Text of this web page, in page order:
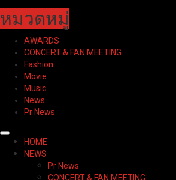
หมวดหมู่
AWARDS
CONCERT & FAN MEETING
Fashion
Movie
Music
News
Pr News
Primary
Menu
HOME
NEWS
Pr News
CONCERT & FAN MEETING